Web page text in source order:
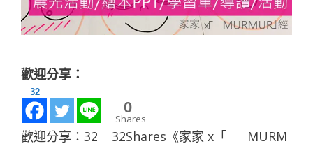
歡迎分享：
32
0
Shares
歡迎分享：32 32Shares《家家 x「 MURM